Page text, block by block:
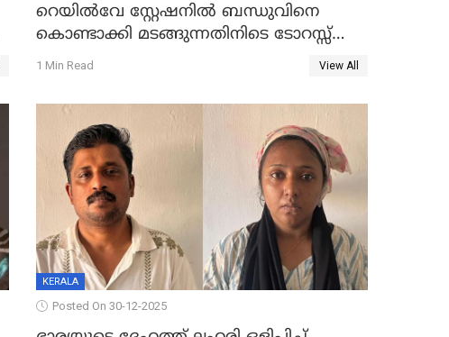
റെയിൽവേ സ്റ്റേഷനിൽ ബന്ധുവിനെ
കൊണ്ടാക്കി മടങ്ങുന്നതിനിടെ ടോറസ്സ്
ലോറി സ്കൂട്ടറിൽ ഇടിച്ചു : യുവതിക്ക്
1 Min Read View All
KERALA
Posted On 30-12-2025